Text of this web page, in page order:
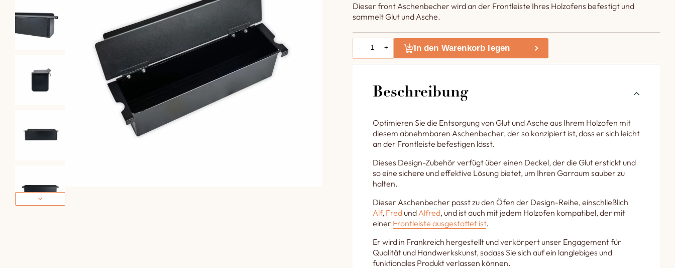
Dieser front Aschenbecher wird an der Frontleiste Ihres Holzofens befestigt und
sammelt Glut und Asche.
- + In den Warenkorb legen
Beschreibung
Optimieren Sie die Entsorgung von Glut und Asche aus Ihrem Holzofen mit
diesem abnehmbaren Aschenbecher, der so konzipiert ist, dass er sich leicht
an der Frontleiste befestigen lässt.
Dieses Design-Zubehör verfügt über einen Deckel, der die Glut erstickt und
so eine sichere und effektive Lösung bietet, um Ihren Garraum sauber zu
halten.
Dieser Aschenbecher passt zu den Öfen der Design-Reihe, einschließlich
Alf, Fred undAlfred, und ist auch mit jedem Holzofen kompatibel, der mit
einer Frontleiste ausgestattet ist.
Er wird in Frankreich hergestellt und verkörpert unser Engagement für
Qualität und Handwerkskunst, sodass Sie sich auf ein langlebiges und
funktionales Produkt verlassen können.